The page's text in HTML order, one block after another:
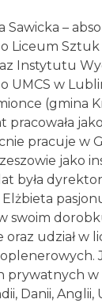
Sawicka –
Liceum
Instytutu
UMCS w
(gmina
pracowała
pracuje w
jako
była
swoim
udział w
prywatnych w
Danii, Anglii,